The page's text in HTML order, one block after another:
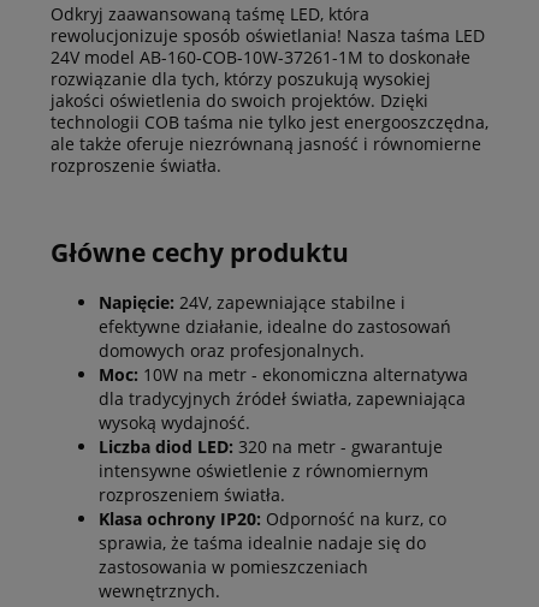
Odkryj zaawansowaną taśmę LED, która
rewolucjonizuje sposób oświetlania! Nasza taśma LED
24V model AB-160-COB-10W-37261-1M to doskonałe
rozwiązanie dla tych, którzy poszukują wysokiej
jakości oświetlenia do swoich projektów. Dzięki
technologii COB taśma nie tylko jest energooszczędna,
ale także oferuje niezrównaną jasność i równomierne
rozproszenie światła.
Główne cechy produktu
Napięcie: 24V, zapewniające stabilne i
efektywne działanie, idealne do zastosowań
domowych oraz profesjonalnych.
Moc: 10W na metr - ekonomiczna alternatywa
dla tradycyjnych źródeł światła, zapewniająca
wysoką wydajność.
Liczba diod LED: 320 na metr - gwarantuje
intensywne oświetlenie z równomiernym
rozproszeniem światła.
Klasa ochrony IP20: Odporność na kurz, co
sprawia, że taśma idealnie nadaje się do
zastosowania w pomieszczeniach
wewnętrznych.